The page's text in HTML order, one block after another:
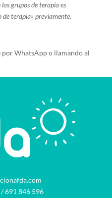
grupos de terapia es
de terapia» previamente.
WhatsApp o llamando al
691 846 596